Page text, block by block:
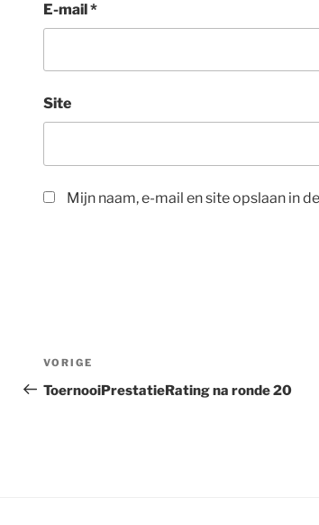
E-mail*
Site
Mijn naam, e-mail en site opslaan in
Bericht
navigatie
Vorig
bericht
VORIGE
ToernooiPrestatieRating na ronde 20